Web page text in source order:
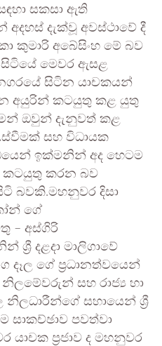
සකසා ඇති
දැක්වූ අවස්ථාවේ දී
කුමාරි අබේසිංහ මේ බව
සිටියේ මෙවර ඇසළ
සිටින යාචකයන්
අයුරින් කටයුතු කළ යුතු
ඔවුන් දැනුවත් කළ
සහ විධායක
ඉක්මනින් අද හෙටම
කටයුතු කරන බව
බවකි.මහනුවර දිසා
ගේ
– අස්ගිරි
දළදා මාලිගාවේ
දෑල ගේ ප්‍රධානත්වයෙන්
සහ රාජ්‍ය හා
නිලධාරීන්ගේ සහායෙන් ශ්‍රී
සාකච්ඡාව පවත්වා
ප්‍රජාව ද මහනුවර